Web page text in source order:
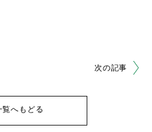
次の記事
覧へもどる